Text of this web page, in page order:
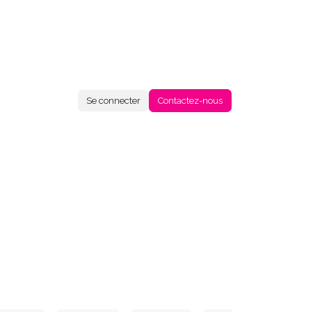
Se connecter Contactez-nous